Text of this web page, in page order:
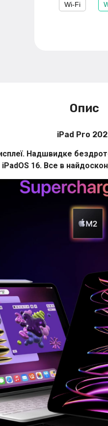
Wi-Fi
Опис
iPad Pro
Надшвидке
iPadOS 16. Все в